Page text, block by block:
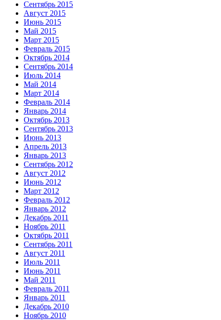
Сентябрь 2015
Август 2015
Июнь 2015
Май 2015
Март 2015
Февраль 2015
Октябрь 2014
Сентябрь 2014
Июль 2014
Май 2014
Март 2014
Февраль 2014
Январь 2014
Октябрь 2013
Сентябрь 2013
Июнь 2013
Апрель 2013
Январь 2013
Сентябрь 2012
Август 2012
Июнь 2012
Март 2012
Февраль 2012
Январь 2012
Декабрь 2011
Ноябрь 2011
Октябрь 2011
Сентябрь 2011
Август 2011
Июль 2011
Июнь 2011
Май 2011
Февраль 2011
Январь 2011
Декабрь 2010
Ноябрь 2010